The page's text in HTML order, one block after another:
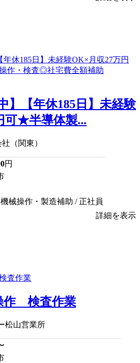
】【年休185日】未経験
可★半導体製...
（関東）
円
械操作・製造補助 / 正社員
詳細を表示
作 検査作業
松山営業所